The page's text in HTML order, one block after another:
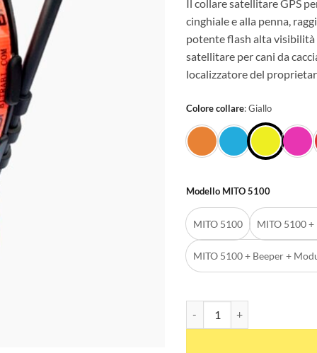
Il collare satellitare GPS
cinghiale e alla penna,
potente flash alta visibilità
satellitare per cani da
localizzatore del
Colore collare:Giallo
Modello MITO 5100
MITO 5100 MITO 5100 +
MITO 5100 + Beeper +